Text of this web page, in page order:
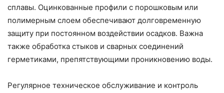
сплавы. Оцинкованные профили с порошковым или
полимерным слоем обеспечивают долговременную
защиту при постоянном воздействии осадков. Важна
также обработка стыков и сварных соединений
герметиками, препятствующими проникновению воды.
Регулярное техническое обслуживание и контроль